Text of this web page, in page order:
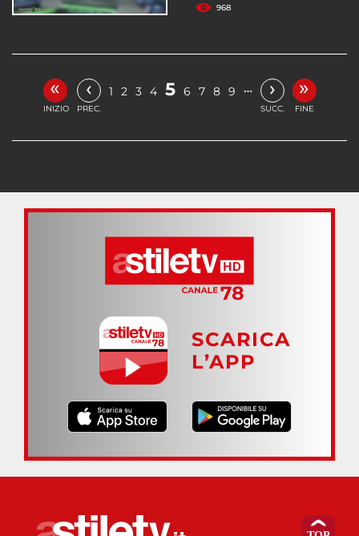
968
«
INIZIO
‹
PREC.
1 2 3 4 5 6 7 8 9 … ›
SUCC.
»
FINE
SCARICA
L’APP